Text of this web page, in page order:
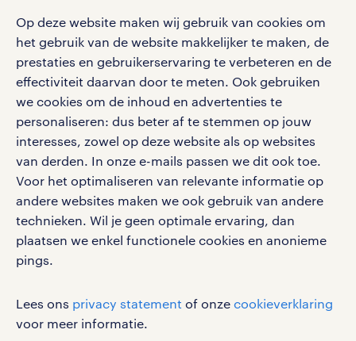
Op deze website maken wij gebruik van cookies om
het gebruik van de website makkelijker te maken, de
prestaties en gebruikerservaring te verbeteren en de
effectiviteit daarvan door te meten. Ook gebruiken
we cookies om de inhoud en advertenties te
personaliseren: dus beter af te stemmen op jouw
interesses, zowel op deze website als op websites
van derden. In onze e-mails passen we dit ook toe.
Voor het optimaliseren van relevante informatie op
andere websites maken we ook gebruik van andere
technieken. Wil je geen optimale ervaring, dan
plaatsen we enkel functionele cookies en anonieme
pings.
Lees ons privacy statement of onze cookieverklaring
voor meer informatie.
Volg ons voor de leukste content omtrent
vacatures, solliciteren en inspiratie.
werken bij randstad
gebruikersvoorwaarden
privacystatement
cookies
disclaimer
sitemap
RANDSTAD, HUMAN FORWARD en SHAPING THE
WORLD OF WORK zijn geregistreerde